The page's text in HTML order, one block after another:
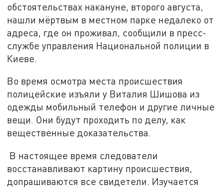
обстоятельствах накануне, второго августа,
нашли мёртвым в местном парке недалеко от
адреса, где он проживал, сообщили в пресс-
службе управления Национальной полиции в
Киеве.
Во время осмотра места происшествия
полицейские изъяли у Виталия Шишова из
одежды мобильный телефон и другие личные
вещи. Они будут проходить по делу, как
вещественные доказательства.
В настоящее время следователи
восстанавливают картину происшествия,
допрашиваются все свидетели. Изучается